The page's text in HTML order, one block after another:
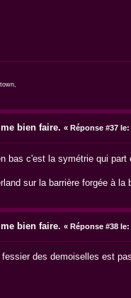
bien faire. « Réponse #37 le:
bas c'est la symétrie qui
sur la barrière forgée à la
bien faire. « Réponse #38 le:
des demoiselles est